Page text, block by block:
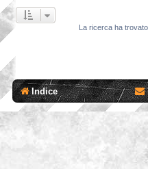
La ricerca ha
Indice